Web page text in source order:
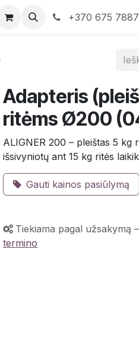
+370 675
Adapteris
ritėms Ø200
ALIGNER 200 – pleištas 5 kg
išsivyniotų ant 15 kg ritės
Gauti kainos pasiūlymą
Tiekiama pagal užsakymą
termino